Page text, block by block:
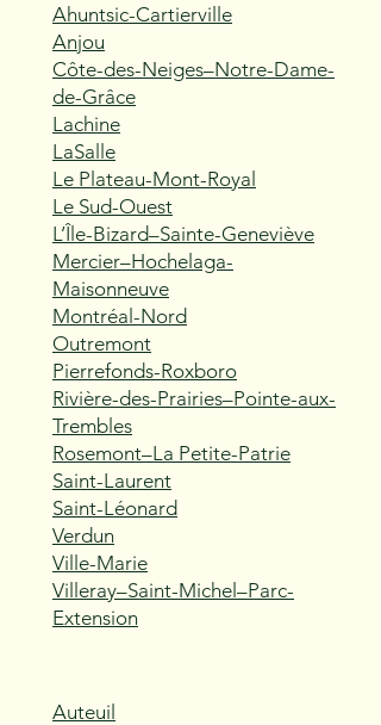
Ahuntsic-Cartierville
Anjou
Côte-des-Neiges–Notre-Dame-
de-Grâce
Lachine
LaSalle
Le Plateau-Mont-Royal
Le Sud-Ouest
L’Île-Bizard–Sainte-Geneviève
Mercier–Hochelaga-
Maisonneuve
Montréal-Nord
Outremont
Pierrefonds-Roxboro
Rivière-des-Prairies–Pointe-aux-
Trembles
Rosemont–La Petite-Patrie
Saint-Laurent
Saint-Léonard
Verdun
Ville-Marie
Villeray–Saint-Michel–Parc-
Extension
Auteuil